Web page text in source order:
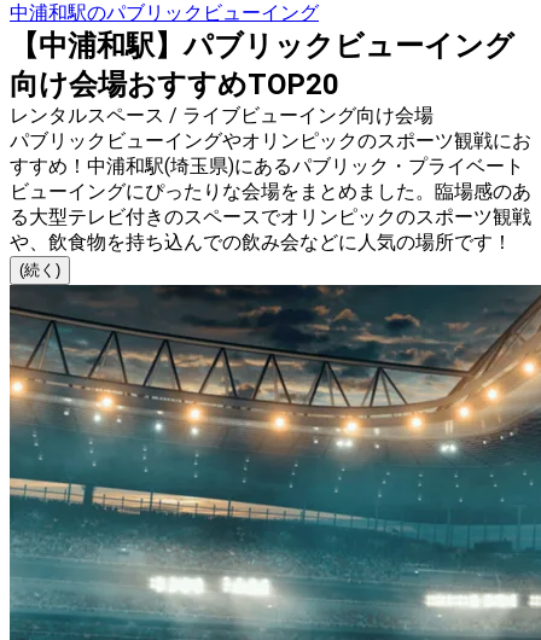
中浦和駅のパブリックビューイング
【中浦和駅】パブリックビューイング
向け会場おすすめTOP20
レンタルスペース / ライブビューイング向け会場
パブリックビューイングやオリンピックのスポーツ観戦にお
すすめ！中浦和駅(埼玉県)にあるパブリック・プライベート
ビューイングにぴったりな会場をまとめました。臨場感のあ
る大型テレビ付きのスペースでオリンピックのスポーツ観戦
や、飲食物を持ち込んでの飲み会などに人気の場所です！
(続く)